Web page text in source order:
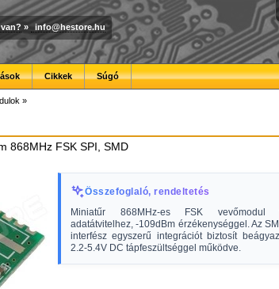
» info@hestore.hu
Cikkek Súgó
»
868MHz FSK SPI, SMD
Összefoglaló, rendeltetés
Miniatűr 868MHz-es FSK vevőmodul
adatátvitelhez, -109dBm érzékenységgel. Az
interfész egyszerű integrációt biztosít
2.2-5.4V DC tápfeszültséggel működve.